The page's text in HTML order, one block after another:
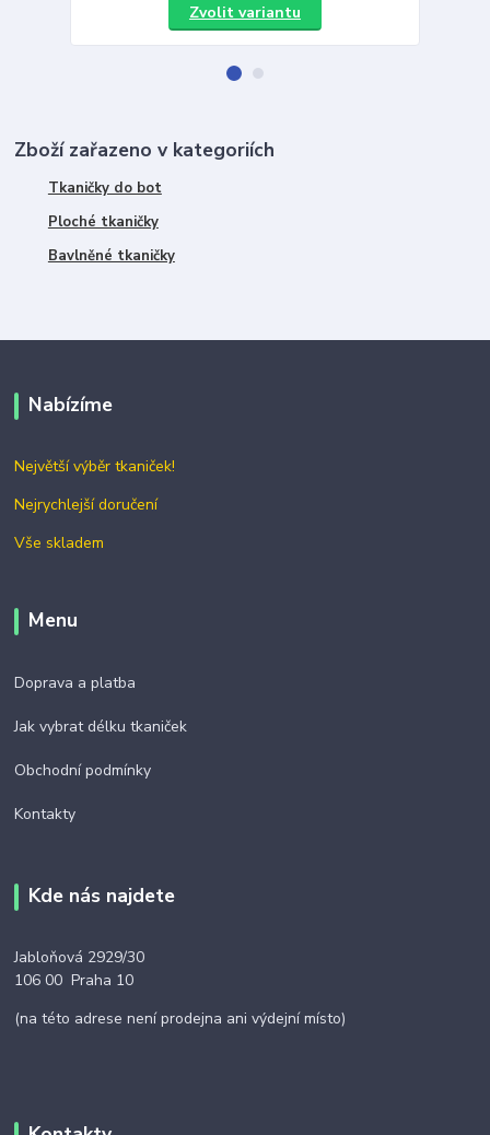
Zvolit variantu
Zboží zařazeno v kategoriích
Tkaničky do bot
Ploché tkaničky
Bavlněné tkaničky
Nabízíme
Největší výběr tkaniček!
Nejrychlejší doručení
Vše skladem
Menu
Doprava a platba
Jak vybrat délku tkaniček
Obchodní podmínky
Kontakty
Kde nás najdete
Jabloňová 2929/30
106 00 Praha 10
(na této adrese není prodejna ani výdejní místo)